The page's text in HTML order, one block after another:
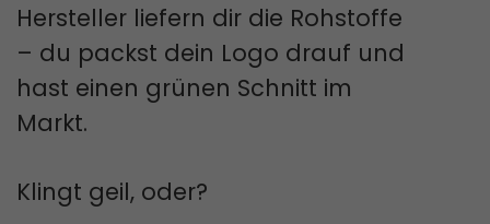
Hersteller liefern dir die Rohstoffe
– du packst dein Logo drauf und
hast einen grünen Schnitt im
Markt.
Klingt geil, oder?